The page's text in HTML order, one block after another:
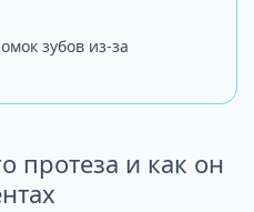
зубов из-за
протеза и как он